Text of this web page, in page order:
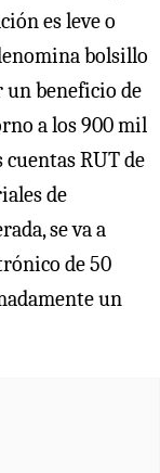
es leve o
bolsillo
un beneficio de
a los 900 mil
cuentas RUT de
de
se va a
de 50
un